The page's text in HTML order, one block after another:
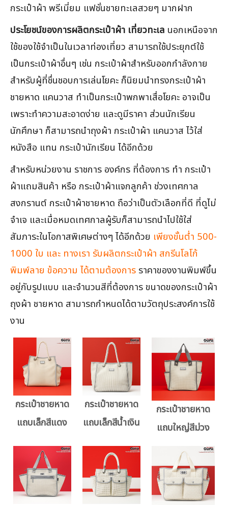
กระเป๋าผ้า พรีเมี่ยม แฟชั่นชายทะเลสวยๆ มากฝาก
ประโยชน์ของการผลิตกระเป๋าผ้า เที่ยวทะเล นอกเหนือจาก
ใช้ของใช้จำเป็นในเวลาท่องเที่ยว สามารถใช้ประยุกต์ใช้
เป็นกระเป๋าผ้าอื่นๆ เช่น กระเป๋าผ้าสำหรับออกกำลังกาย
สำหรับผู้ที่ชื่นชอบการเล่นโยคะ ก็นิยมนำทรงกระเป๋าผ้า
ชายหาด แคนวาส ทำเป็นกระเป๋าพกพาเสื่อโยคะ อาจเป็น
เพราะทำความสะอาดง่าย และดูมีราคา ส่วนนักเรียน
นักศึกษา ก็สามารถนำถุงผ้า กระเป๋าผ้า แคนวาส ไว้ใส่
หนังสือ แทน กระเป๋านักเรียน ได้อีกด้วย
สำหรับหน่วยงาน ราชการ องค์กร ที่ต้องการ ทำ กระเป๋า
ผ้าแถมสินค้า หรือ กระเป๋าผ้าแจกลูกค้า ช่วงเทศกาล
สงกรานต์ กระเป๋าผ้าชายหาด ถือว่าเป็นตัวเลือกที่ดี ที่ดูไม่
จำเจ และเมื่อหมดเทศกาลผู้รับก็สามารถนำไปใช้ใส่
สัมภาระในโอกาสพิเศษต่างๆ ได้อีกด้วย เพียงขั้นต่ำ 500-
1000 ใบ และ ทางเรา รับผลิตกระเป๋าผ้า สกรีนโลโก้
พิมพ์ลาย ข้อความ ได้ตามต้องการ ราคาของงานพิมพ์ขึ้น
อยู่กับรูปแบบ และจำนวนสีที่ต้องการ ขนาดของกระเป๋าผ้า
ถุงผ้า ชายหาด สามารถกำหนดได้ตามวัตถุประสงค์การใช้
งาน
กระเป๋าชายหาด
แถบเล็กสีแดง
กระเป๋าชายหาด
แถบเล็กสีน้ำเงิน
กระเป๋าชายหาด
แถบใหญ่สีม่วง